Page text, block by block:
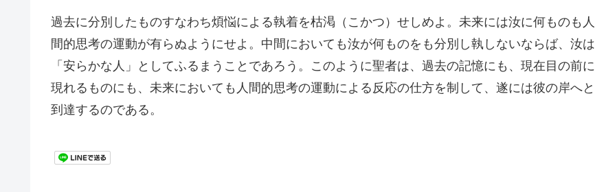
過去に分別したものすなわち煩悩による執着を枯渇（こかつ）せしめよ。未来には汝に何ものも人
間的思考の運動が有らぬようにせよ。中間においても汝が何ものをも分別し執しないならば、汝は
「安らかな人」としてふるまうことであろう。このように聖者は、過去の記憶にも、現在目の前に
現れるものにも、未来においても人間的思考の運動による反応の仕方を制して、遂には彼の岸へと
到達するのである。